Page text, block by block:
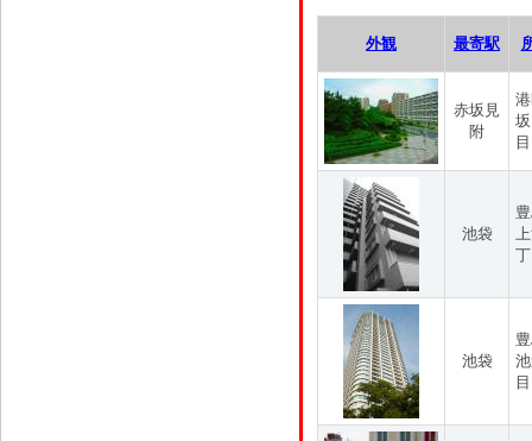
外観 最寄駅
赤坂見
附
目
池袋
池袋
目